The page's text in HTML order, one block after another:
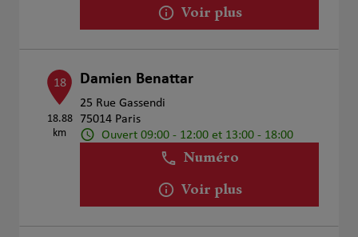
Voir plus
18
18.88
km
Damien Benattar
25 Rue Gassendi
75014 Paris
Ouvert 09:00 - 12:00 et 13:00 - 18:00
Numéro
Voir plus